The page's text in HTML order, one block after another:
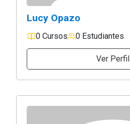
Lucy Opazo
0 Cursos 0 Estudiantes
Ver Perfil